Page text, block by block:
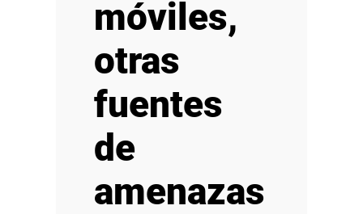
móviles,
otras
fuentes
de
amenazas